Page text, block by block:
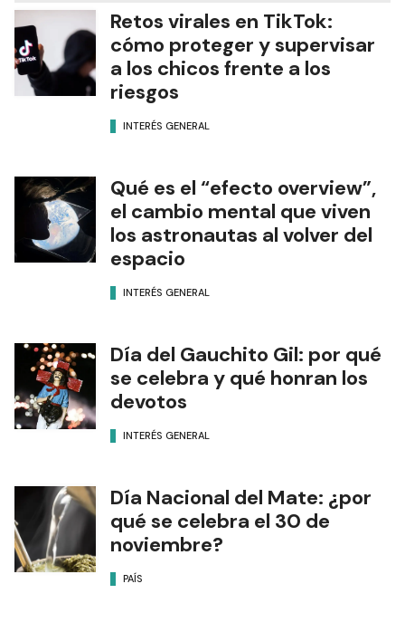
Retos virales en TikTok:
cómo proteger y supervisar
a los chicos frente a los
riesgos
INTERÉS GENERAL
Qué es el “efecto overview”,
el cambio mental que viven
los astronautas al volver del
espacio
INTERÉS GENERAL
Día del Gauchito Gil: por qué
se celebra y qué honran los
devotos
INTERÉS GENERAL
Día Nacional del Mate: ¿por
qué se celebra el 30 de
noviembre?
PAÍS